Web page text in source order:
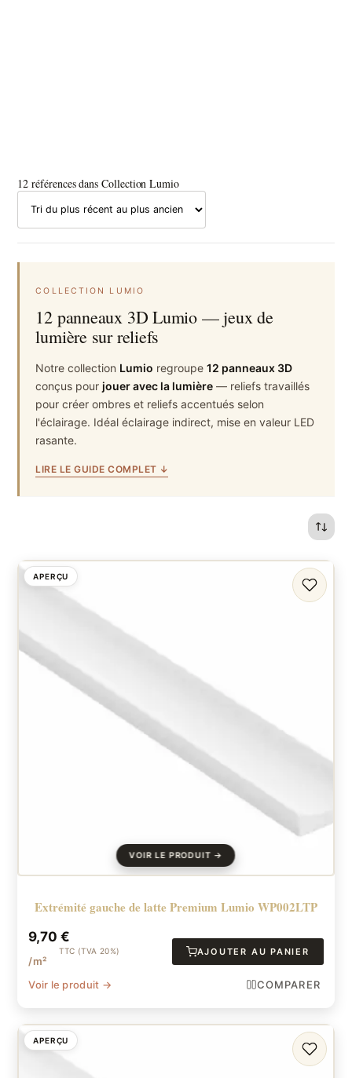
12 références dans Collection Lumio
COLLECTION LUMIO
12 panneaux 3D Lumio — jeux de
lumière sur reliefs
Notre collection Lumio regroupe12 panneaux 3D
conçus pourjouer avec la lumière — reliefs travaillés
pour créer ombres et reliefs accentués selon
l'éclairage. Idéal éclairage indirect, mise en valeur LED
rasante.
LIRE LE GUIDE COMPLET ↓
APERÇU
Extrémité gauche de latte Premium Lumio WP002LTP
9,70€
TTC (TVA 20%)
/m²
AJOUTER AU PANIER
Voir le produit → COMPARER
APERÇU